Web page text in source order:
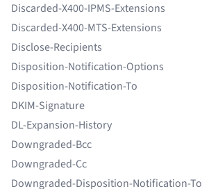
Discarded-X400-IPMS-Extensions
Discarded-X400-MTS-Extensions
Disclose-Recipients
Disposition-Notification-Options
Disposition-Notification-To
DKIM-Signature
DL-Expansion-History
Downgraded-Bcc
Downgraded-Cc
Downgraded-Disposition-Notification-To